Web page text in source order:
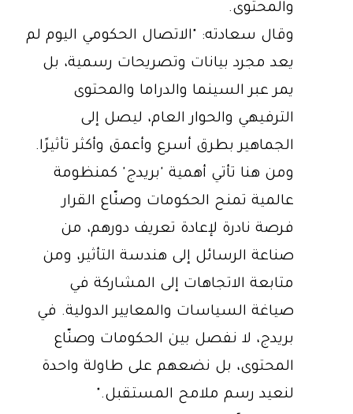
والمحتوى.
وقال سعادته: "الاتصال الحكومي اليوم لم
يعد مجرد بيانات وتصريحات رسمية، بل
يمر عبر السينما والدراما والمحتوى
الترفيهي والحوار العام، ليصل إلى
الجماهير بطرق أسرع وأعمق وأكثر تأثيرًا.
ومن هنا تأتي أهمية 'بريدج' كمنظومة
عالمية تمنح الحكومات وصنّاع القرار
فرصة نادرة لإعادة تعريف دورهم، من
صناعة الرسائل إلى هندسة التأثير، ومن
متابعة الاتجاهات إلى المشاركة في
صياغة السياسات والمعايير الدولية. في
بريدج، لا نفصل بين الحكومات وصنّاع
المحتوى، بل نضعهم على طاولة واحدة
لنعيد رسم ملامح المستقبل."